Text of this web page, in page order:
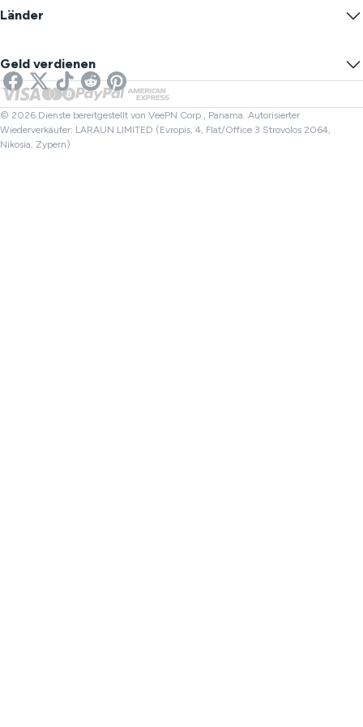
Blog
Cookie-Einstellungen
Anonyme IP
VPN fürs Streaming
Netflix VPN
IP-Adresse verbergen
Online-SMS
Link-Checker
Dateiüberprüfung
Länder
UK VPN
Kanada VPN
Türkei VPN
Geld verdienen
Partnerprogramme
© 2026 Dienste bereitgestellt von VeePN Corp., Panama. Autorisierter
Wiederverkäufer: LARAUN LIMITED (Evropis, 4, Flat/Office 3 Strovolos 2064,
Nikosia, Zypern)